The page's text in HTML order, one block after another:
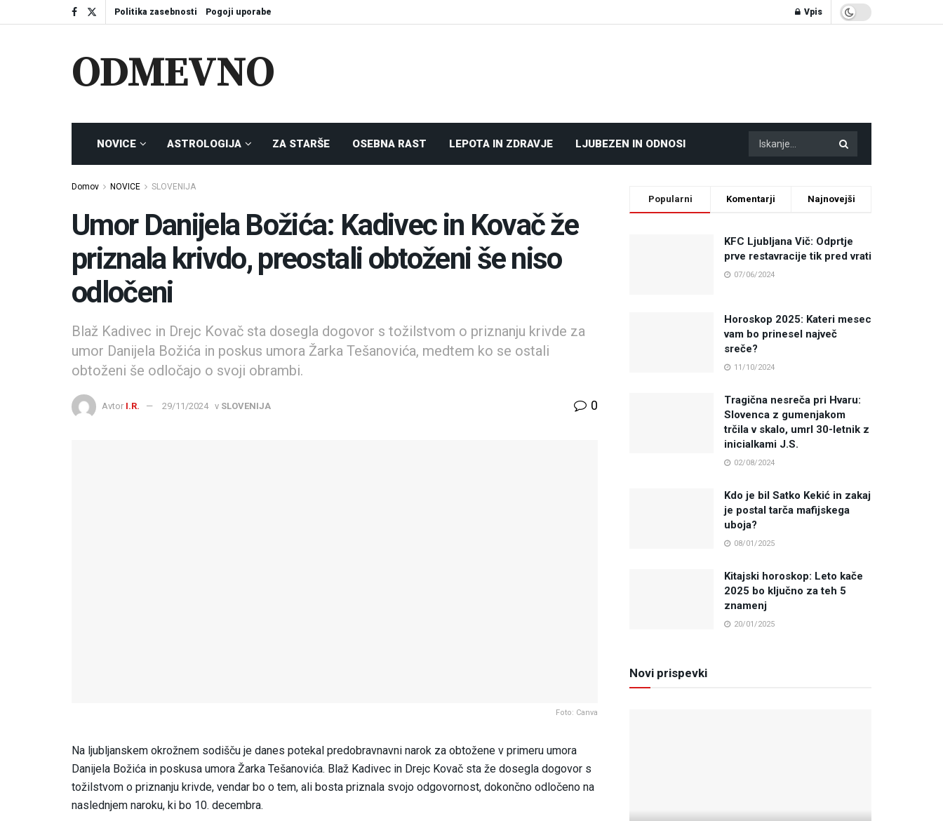
Politika zasebnosti Pogoji uporabe Vpis
ODMEVNO
NOVICE ASTROLOGIJA ZA STARŠE OSEBNA RAST LEPOTA IN ZDRAVJE LJUBEZEN IN ODNOSI
Domov NOVICE SLOVENIJA
Umor Danijela Božića: Kadivec in Kovač že
priznala krivdo, preostali obtoženi še niso
odločeni
Blaž Kadivec in Drejc Kovač sta dosegla dogovor s tožilstvom o priznanju krivde za
umor Danijela Božića in poskus umora Žarka Tešanovića, medtem ko se ostali
obtoženi še odločajo o svoji obrambi.
Avtor I.R. 29/11/2024 v SLOVENIJA 0
Foto: Canva
Na ljubljanskem okrožnem sodišču je danes potekal predobravnavni narok za obtožene v primeru umora
Danijela Božića in poskusa umora Žarka Tešanovića. Blaž Kadivec in Drejc Kovač sta že dosegla dogovor s
tožilstvom o priznanju krivde, vendar bo o tem, ali bosta priznala svojo odgovornost, dokončno odločeno na
naslednjem naroku, ki bo 10. decembra.
Popularni Komentarji Najnovejši
KFC Ljubljana Vič: Odprtje
prve restavracije tik pred vrati
07/06/2024
Horoskop 2025: Kateri mesec
vam bo prinesel največ
sreče?
11/10/2024
Tragična nesreča pri Hvaru:
Slovenca z gumenjakom
trčila v skalo, umrl 30-letnik z
inicialkami J.S.
02/08/2024
Kdo je bil Satko Kekić in zakaj
je postal tarča mafijskega
uboja?
08/01/2025
Kitajski horoskop: Leto kače
2025 bo ključno za teh 5
znamenj
20/01/2025
Novi prispevki